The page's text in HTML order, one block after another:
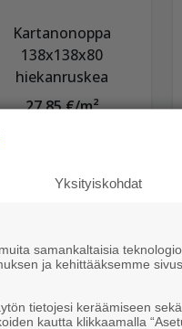
Kartanonoppa
138x138x80
hiekanruskea
27,85 €/m²
Näytä lisätiedot
Yksityiskohdat
samankaltaisia
ja kehittääksemme
tietojesi keräämiseen sekä
kautta klikkaamalla